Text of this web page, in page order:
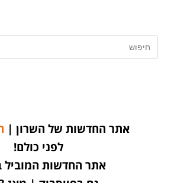
אתר החדשות של השרון |
לפני כולם!
אתר החדשות המוביל